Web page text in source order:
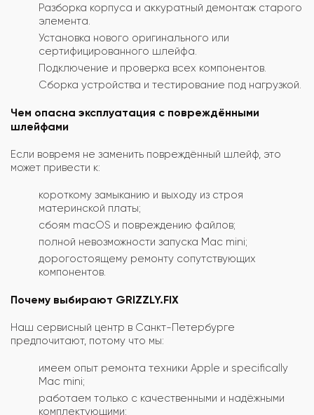
Разборка корпуса и аккуратный демонтаж старого
элемента.
Установка нового оригинального или
сертифицированного шлейфа.
Подключение и проверка всех компонентов.
Сборка устройства и тестирование под нагрузкой.
Чем опасна эксплуатация с повреждёнными
шлейфами
Если вовремя не заменить повреждённый шлейф, это
может привести к:
короткому замыканию и выходу из строя
материнской платы;
сбоям macOS и повреждению файлов;
полной невозможности запуска Mac mini;
дорогостоящему ремонту сопутствующих
компонентов.
Почему выбирают GRIZZLY.FIX
Наш сервисный центр в Санкт-Петербурге
предпочитают, потому что мы:
имеем опыт ремонта техники Apple и specifically
Mac mini;
работаем только с качественными и надёжными
комплектующими;